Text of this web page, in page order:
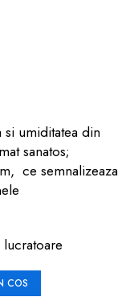
umiditatea din
sanatos;
ce semnalizeaza
lucratoare
COS